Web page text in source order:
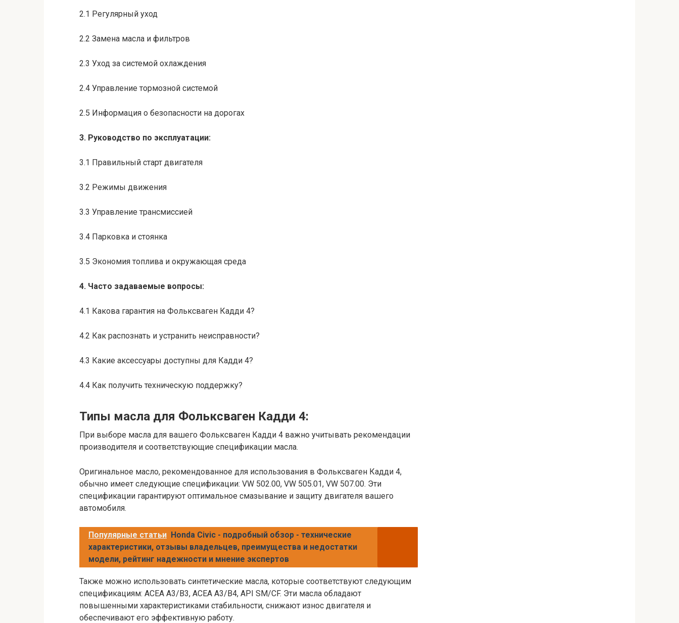
2.1 Регулярный уход
2.2 Замена масла и фильтров
2.3 Уход за системой охлаждения
2.4 Управление тормозной системой
2.5 Информация о безопасности на дорогах
3. Руководство по эксплуатации:
3.1 Правильный старт двигателя
3.2 Режимы движения
3.3 Управление трансмиссией
3.4 Парковка и стоянка
3.5 Экономия топлива и окружающая среда
4. Часто задаваемые вопросы:
4.1 Какова гарантия на Фольксваген Кадди 4?
4.2 Как распознать и устранить неисправности?
4.3 Какие аксессуары доступны для Кадди 4?
4.4 Как получить техническую поддержку?
Типы масла для Фольксваген Кадди 4:
При выборе масла для вашего Фольксваген Кадди 4 важно учитывать рекомендации
производителя и соответствующие спецификации масла.
Оригинальное масло, рекомендованное для использования в Фольксваген Кадди 4,
обычно имеет следующие спецификации: VW 502.00, VW 505.01, VW 507.00. Эти
спецификации гарантируют оптимальное смазывание и защиту двигателя вашего
автомобиля.
Популярные статьи Honda Civic - подробный обзор - технические
характеристики, отзывы владельцев, преимущества и недостатки
модели, рейтинг надежности и мнение экспертов
Также можно использовать синтетические масла, которые соответствуют следующим
спецификациям: ACEA A3/B3, ACEA A3/B4, API SM/CF. Эти масла обладают
повышенными характеристиками стабильности, снижают износ двигателя и
обеспечивают его эффективную работу.